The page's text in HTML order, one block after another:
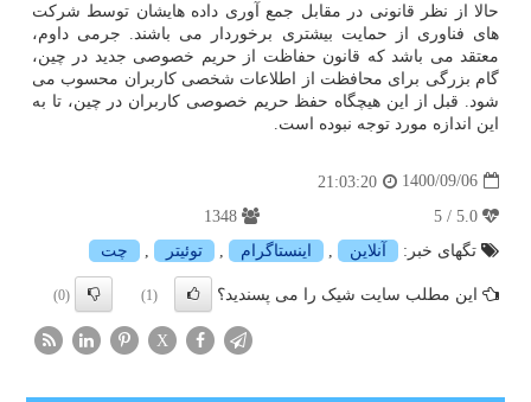
حالا از نظر قانونی در مقابل جمع آوری داده هایشان توسط شرکت
های فناوری از حمایت بیشتری برخوردار می باشند. جرمی داوم،
معتقد می باشد که قانون حفاظت از حریم خصوصی جدید در چین،
گام بزرگی برای محافظت از اطلاعات شخصی کاربران محسوب می
شود. قبل از این هیچگاه حفظ حریم خصوصی کاربران در چین، تا به
این اندازه مورد توجه نبوده است.
1400/09/06
21:03:20
تگهای خبر:
آنلاین , اینستاگرام , توئیتر , چت
این مطلب سایت شیک را می پسندید؟ (1)
(0)
X